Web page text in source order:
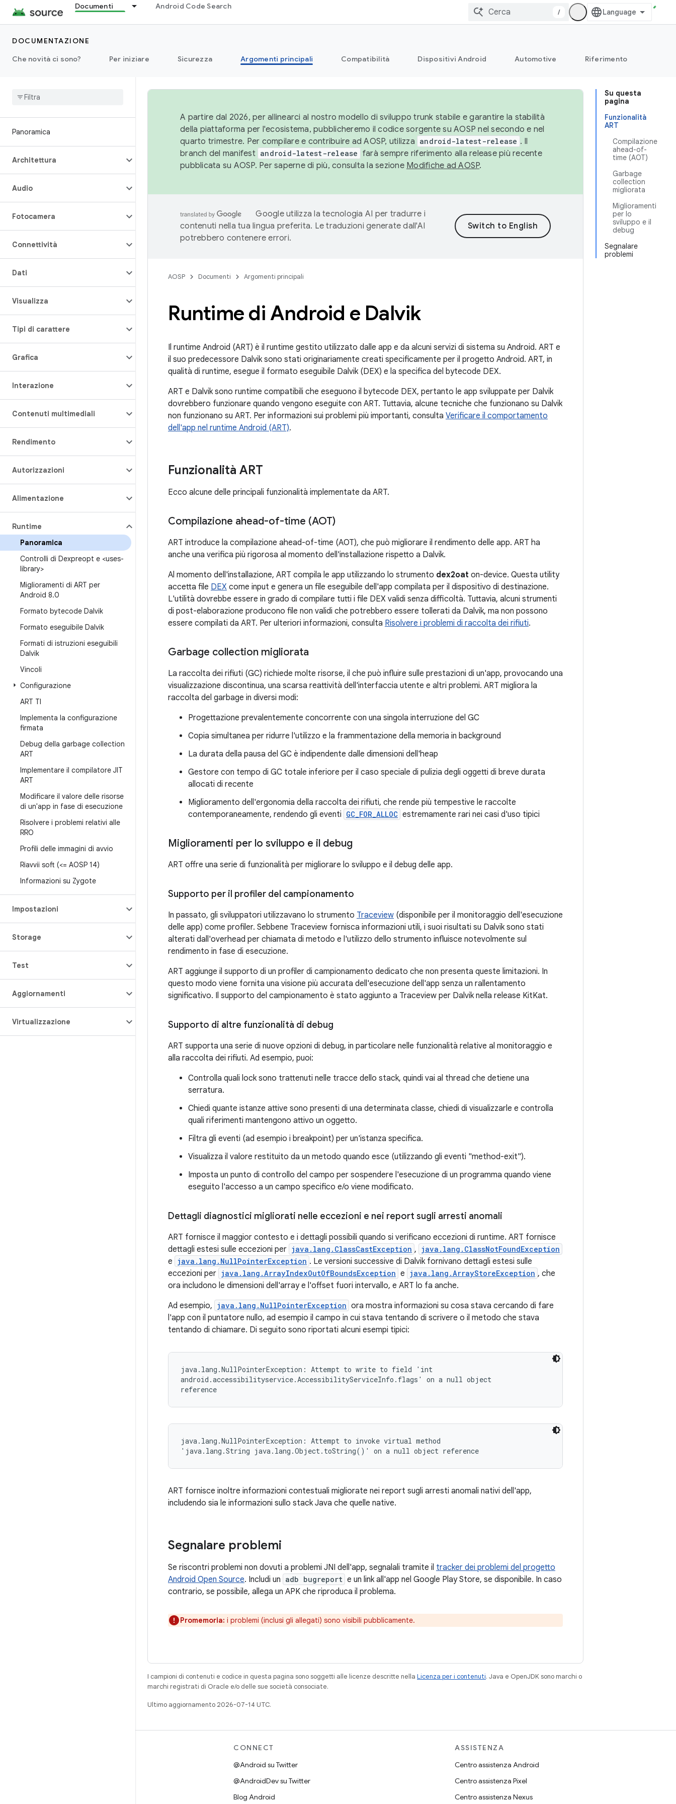
Documenti Android Code Search
/
DOCUMENTAZIONE
Che novità ci sono?
Per iniziare Sicurezza Argomenti principali Compatibilità Dispositivi Android Automotive Riferimento
Panoramica
Architettura
Audio
Fotocamera
Connettività
Dati
Visualizza
Tipi di carattere
Grafica
Interazione
Contenuti multimediali
Rendimento
Autorizzazioni
Alimentazione
Runtime
Panoramica
Controlli di Dexpreopt e <uses-
library>
Miglioramenti di ART per
Android 8.0
Formato bytecode Dalvik
Formato eseguibile Dalvik
Formati di istruzioni eseguibili
Dalvik
Vincoli
Configurazione
ART TI
Implementa la configurazione
firmata
Debug della garbage collection
ART
Implementare il compilatore JIT
ART
Modificare il valore delle risorse
di un'app in fase di esecuzione
Risolvere i problemi relativi alle
RRO
Profili delle immagini di avvio
Riavvii soft (<= AOSP 14)
Informazioni su Zygote
Impostazioni
Storage
Test
Aggiornamenti
Virtualizzazione
Su questa
pagina
Funzionalità
ART
Compilazione
ahead-of-
time (AOT)
Garbage
collection
migliorata
Miglioramenti
per lo
sviluppo e il
debug
Segnalare
problemi
A partire dal 2026, per allinearci al nostro modello di sviluppo trunk stabile e garantire la stabilità
della piattaforma per l'ecosistema, pubblicheremo il codice sorgente su AOSP nel secondo e nel
quarto trimestre. Per compilare e contribuire ad AOSP, utilizza android-latest-release . Il
branch del manifest android-latest-release farà sempre riferimento alla release più recente
pubblicata su AOSP. Per saperne di più, consulta la sezione Modifiche ad AOSP.
Google utilizza la tecnologia AI per tradurre i
contenuti nella tua lingua preferita. Le traduzioni generate dall'AI
potrebbero contenere errori.
AOSP Documenti Argomenti principali
Runtime di Android e Dalvik
Il runtime Android (ART) è il runtime gestito utilizzato dalle app e da alcuni servizi di sistema su Android. ART e
il suo predecessore Dalvik sono stati originariamente creati specificamente per il progetto Android. ART, in
qualità di runtime, esegue il formato eseguibile Dalvik (DEX) e la specifica del bytecode DEX.
ART e Dalvik sono runtime compatibili che eseguono il bytecode DEX, pertanto le app sviluppate per Dalvik
dovrebbero funzionare quando vengono eseguite con ART. Tuttavia, alcune tecniche che funzionano su Dalvik
non funzionano su ART. Per informazioni sui problemi più importanti, consulta Verificare il comportamento
dell'app nel runtime Android (ART).
Funzionalità ART
Ecco alcune delle principali funzionalità implementate da ART.
Compilazione ahead-of-time (AOT)
ART introduce la compilazione ahead-of-time (AOT), che può migliorare il rendimento delle app. ART ha
anche una verifica più rigorosa al momento dell'installazione rispetto a Dalvik.
Al momento dell'installazione, ART compila le app utilizzando lo strumento dex2oat on-device. Questa utility
accetta file DEX come input e genera un file eseguibile dell'app compilata per il dispositivo di destinazione.
L'utilità dovrebbe essere in grado di compilare tutti i file DEX validi senza difficoltà. Tuttavia, alcuni strumenti
di post-elaborazione producono file non validi che potrebbero essere tollerati da Dalvik, ma non possono
essere compilati da ART. Per ulteriori informazioni, consulta Risolvere i problemi di raccolta dei rifiuti.
Garbage collection migliorata
La raccolta dei rifiuti (GC) richiede molte risorse, il che può influire sulle prestazioni di un'app, provocando una
visualizzazione discontinua, una scarsa reattività dell'interfaccia utente e altri problemi. ART migliora la
raccolta del garbage in diversi modi:
Progettazione prevalentemente concorrente con una singola interruzione del GC
Copia simultanea per ridurre l'utilizzo e la frammentazione della memoria in background
La durata della pausa del GC è indipendente dalle dimensioni dell'heap
Gestore con tempo di GC totale inferiore per il caso speciale di pulizia degli oggetti di breve durata
allocati di recente
Miglioramento dell'ergonomia della raccolta dei rifiuti, che rende più tempestive le raccolte
contemporaneamente, rendendo gli eventi GC_FOR_ALLOC estremamente rari nei casi d'uso tipici
Miglioramenti per lo sviluppo e il debug
ART offre una serie di funzionalità per migliorare lo sviluppo e il debug delle app.
Supporto per il profiler del campionamento
In passato, gli sviluppatori utilizzavano lo strumento Traceview (disponibile per il monitoraggio dell'esecuzione
delle app) come profiler. Sebbene Traceview fornisca informazioni utili, i suoi risultati su Dalvik sono stati
alterati dall'overhead per chiamata di metodo e l'utilizzo dello strumento influisce notevolmente sul
rendimento in fase di esecuzione.
ART aggiunge il supporto di un profiler di campionamento dedicato che non presenta queste limitazioni. In
questo modo viene fornita una visione più accurata dell'esecuzione dell'app senza un rallentamento
significativo. Il supporto del campionamento è stato aggiunto a Traceview per Dalvik nella release KitKat.
Supporto di altre funzionalità di debug
ART supporta una serie di nuove opzioni di debug, in particolare nelle funzionalità relative al monitoraggio e
alla raccolta dei rifiuti. Ad esempio, puoi:
Controlla quali lock sono trattenuti nelle tracce dello stack, quindi vai al thread che detiene una
serratura.
Chiedi quante istanze attive sono presenti di una determinata classe, chiedi di visualizzarle e controlla
quali riferimenti mantengono attivo un oggetto.
Filtra gli eventi (ad esempio i breakpoint) per un'istanza specifica.
Visualizza il valore restituito da un metodo quando esce (utilizzando gli eventi "method-exit").
Imposta un punto di controllo del campo per sospendere l'esecuzione di un programma quando viene
eseguito l'accesso a un campo specifico e/o viene modificato.
Dettagli diagnostici migliorati nelle eccezioni e nei report sugli arresti anomali
ART fornisce il maggior contesto e i dettagli possibili quando si verificano eccezioni di runtime. ART fornisce
dettagli estesi sulle eccezioni per java.lang.ClassCastException , java.lang.ClassNotFoundException
e java.lang.NullPointerException . Le versioni successive di Dalvik fornivano dettagli estesi sulle
eccezioni per java.lang.ArrayIndexOutOfBoundsException e java.lang.ArrayStoreException , che
ora includono le dimensioni dell'array e l'offset fuori intervallo, e ART lo fa anche.
Ad esempio, java.lang.NullPointerException ora mostra informazioni su cosa stava cercando di fare
l'app con il puntatore nullo, ad esempio il campo in cui stava tentando di scrivere o il metodo che stava
tentando di chiamare. Di seguito sono riportati alcuni esempi tipici:
java.lang.NullPointerException: Attempt to write to field 'int
android.accessibilityservice.AccessibilityServiceInfo.flags' on a null object
reference
java.lang.NullPointerException: Attempt to invoke virtual method
'java.lang.String java.lang.Object.toString()' on a null object reference
ART fornisce inoltre informazioni contestuali migliorate nei report sugli arresti anomali nativi dell'app,
includendo sia le informazioni sullo stack Java che quelle native.
Segnalare problemi
Se riscontri problemi non dovuti a problemi JNI dell'app, segnalali tramite il tracker dei problemi del progetto
Android Open Source. Includi un adb bugreport e un link all'app nel Google Play Store, se disponibile. In caso
contrario, se possibile, allega un APK che riproduca il problema.
Promemoria: i problemi (inclusi gli allegati) sono visibili pubblicamente.
I campioni di contenuti e codice in questa pagina sono soggetti alle licenze descritte nella Licenza per i contenuti. Java e OpenJDK sono marchi o
marchi registrati di Oracle e/o delle sue società consociate.
Ultimo aggiornamento 2026-07-14 UTC.
CONNECT
@Android su Twitter
@AndroidDev su Twitter
Blog Android
ASSISTENZA
Centro assistenza Android
Centro assistenza Pixel
Centro assistenza Nexus